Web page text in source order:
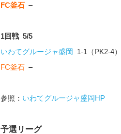
FC釜石 –
1回戦 5/5
いわてグルージャ盛岡 1-1（PK2-4）
FC釜石 –
参照： いわてグルージャ盛岡HP
予選リーグ